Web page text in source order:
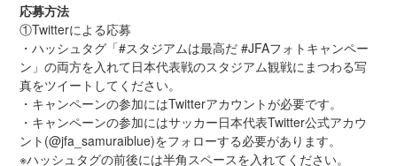
応募方法
①Twitterによる応募
・ハッシュタグ「#スタジアムは最高だ #JFAフォトキャンペー
ン」の両方を入れて日本代表戦のスタジアム観戦にまつわる写
真をツイートしてください。
・キャンペーンの参加にはTwitterアカウントが必要です。
・キャンペーンの参加にはサッカー日本代表Twitter公式アカウ
ント(@jfa_samuraiblue)をフォローする必要があります。
※ハッシュタグの前後には半角スペースを入れてください。